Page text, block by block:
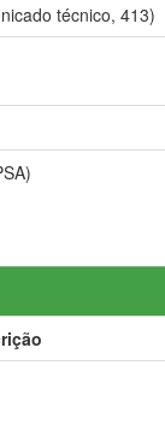
técnico, 413)